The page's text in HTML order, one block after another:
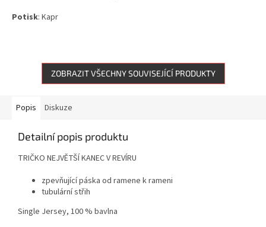
hvězdiček.
Potisk: Kapr
ZOBRAZIT VŠECHNY SOUVISEJÍCÍ PRODUKTY
Popis Diskuze
Detailní popis produktu
TRIČKO NEJVĚTŠÍ KANEC V REVÍRU
zpevňující páska od ramene k rameni
tubulární střih
Single Jersey, 100 % bavlna